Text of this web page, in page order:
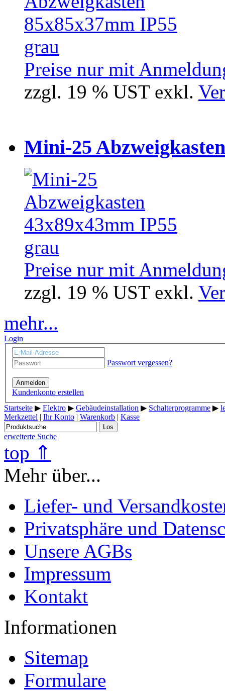
Preise nur mit
zzgl. 19 % UST exkl.
Mini-25
Preise nur mit
zzgl. 19 % UST exkl.
mehr...
Login
Passwort vergessen?
Anmelden
Kundenkonto erstellen
Startseite ▶ Elektro ▶ Gebäudeinstallation ▶ Schalterprogramme ▶
Merkzettel | Ihr Konto | Warenkorb | Kasse
Los
erweiterte Suche
top ⇑
Mehr über...
Liefer- und
Privatsphäre und
Unsere AGBs
Impressum
Kontakt
Informationen
Sitemap
Formulare